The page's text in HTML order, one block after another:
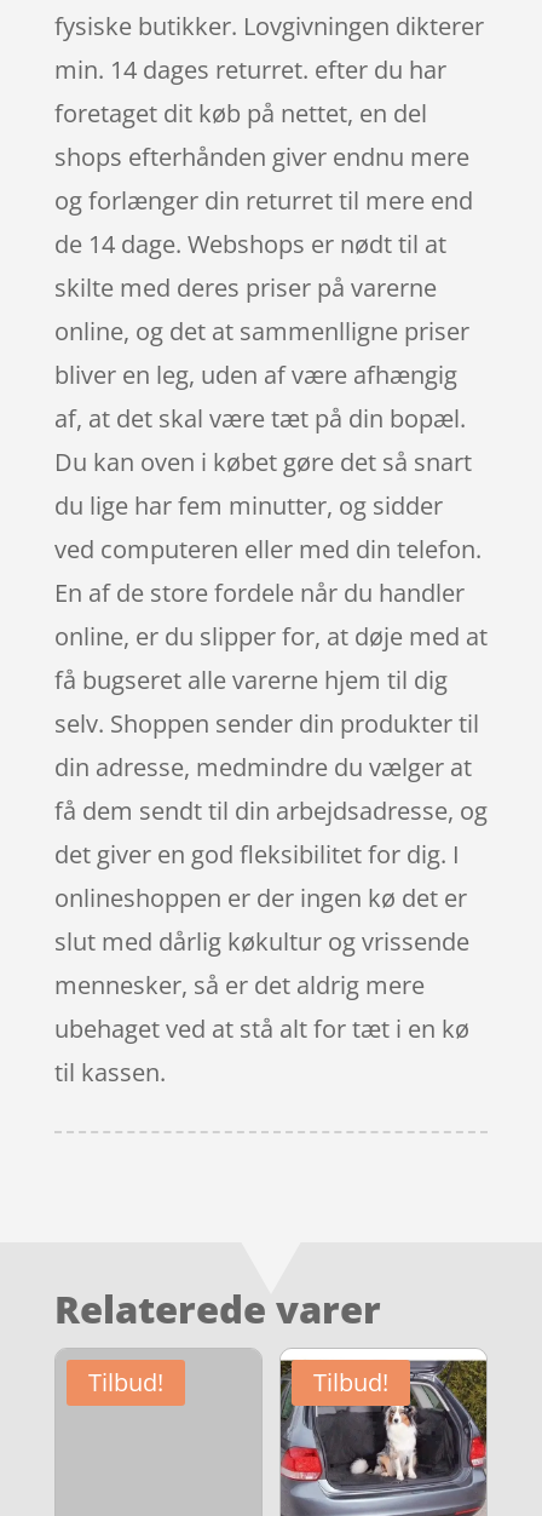
fysiske butikker. Lovgivningen dikterer
min. 14 dages returret. efter du har
foretaget dit køb på nettet, en del
shops efterhånden giver endnu mere
og forlænger din returret til mere end
de 14 dage. Webshops er nødt til at
skilte med deres priser på varerne
online, og det at sammenlligne priser
bliver en leg, uden af være afhængig
af, at det skal være tæt på din bopæl.
Du kan oven i købet gøre det så snart
du lige har fem minutter, og sidder
ved computeren eller med din telefon.
En af de store fordele når du handler
online, er du slipper for, at døje med at
få bugseret alle varerne hjem til dig
selv. Shoppen sender din produkter til
din adresse, medmindre du vælger at
få dem sendt til din arbejdsadresse, og
det giver en god fleksibilitet for dig. I
onlineshoppen er der ingen kø det er
slut med dårlig køkultur og vrissende
mennesker, så er det aldrig mere
ubehaget ved at stå alt for tæt i en kø
til kassen.
Relaterede varer
Tilbud! Tilbud!